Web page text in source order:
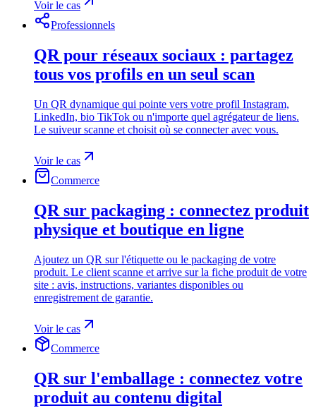
Voir le cas
Professionnels
QR pour réseaux sociaux : partagez
tous vos profils en un seul scan
Un QR dynamique qui pointe vers votre profil Instagram,
LinkedIn, bio TikTok ou n'importe quel agrégateur de liens.
Le suiveur scanne et choisit où se connecter avec vous.
Voir le cas
Commerce
QR sur packaging : connectez produit
physique et boutique en ligne
Ajoutez un QR sur l'étiquette ou le packaging de votre
produit. Le client scanne et arrive sur la fiche produit de votre
site : avis, instructions, variantes disponibles ou
enregistrement de garantie.
Voir le cas
Commerce
QR sur l'emballage : connectez votre
produit au contenu digital